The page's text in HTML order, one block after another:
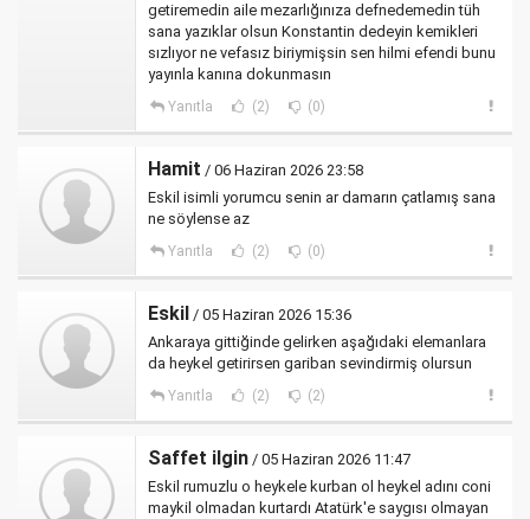
getiremedin aile mezarlığınıza defnedemedin tüh
sana yazıklar olsun Konstantin dedeyin kemikleri
sızlıyor ne vefasız biriymişsin sen hilmi efendi bunu
yayınla kanına dokunmasın
Yanıtla (2) (0)
Hamit / 06 Haziran 2026 23:58
Eskil isimli yorumcu senin ar damarın çatlamış sana
ne söylense az
Yanıtla (2) (0)
Eskil / 05 Haziran 2026 15:36
Ankaraya gittiğinde gelirken aşağıdaki elemanlara
da heykel getirirsen gariban sevindirmiş olursun
Yanıtla (2) (2)
Saffet ilgin / 05 Haziran 2026 11:47
Eskil rumuzlu o heykele kurban ol heykel adını coni
maykil olmadan kurtardı Atatürk'e saygısı olmayan